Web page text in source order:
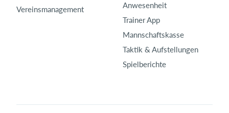
Vereinsmanagement
Anwesenheit
Trainer App
Mannschaftskasse
Taktik & Aufstellungen
Spielberichte